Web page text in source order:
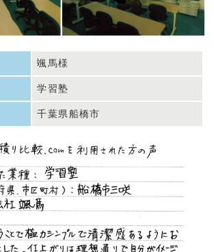
颯馬様
学習塾
千葉県船橋市